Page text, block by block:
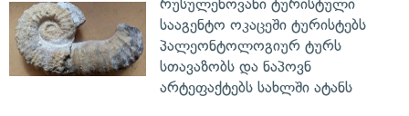
რუსულენოვანი ტურისტული
სააგენტო ოკაცეში ტურისტებს
პალეონტოლოგიურ ტურს
სთავაზობს და ნაპოვნ
არტეფაქტებს სახლში ატანს